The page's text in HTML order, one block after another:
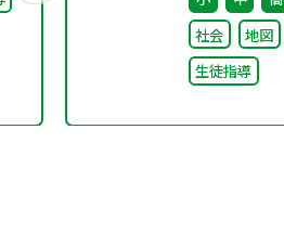
社会
地図
生徒指導